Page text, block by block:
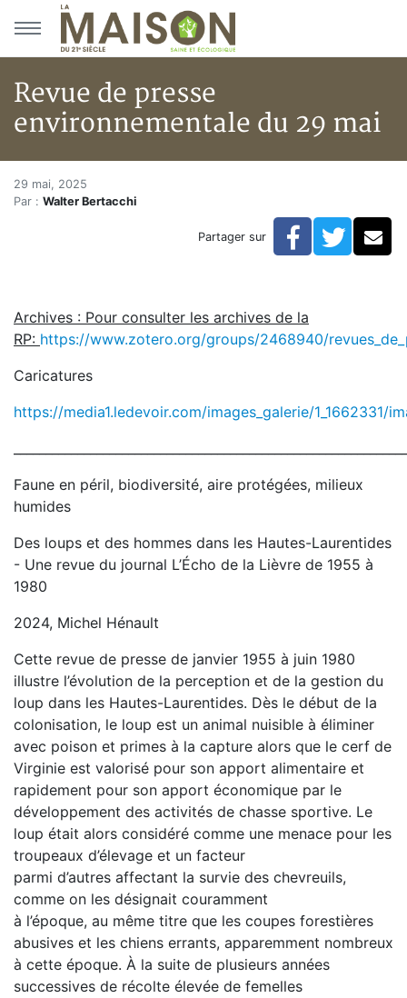
Aller au menu principal
Aller au contenu principal
Revue de presse
environnementale du 29 mai
Accueil
Articles
Revue de presse environnementale du 29 mai
Revue de presse
29 mai, 2025
Par : Walter Bertacchi
Partager sur Facebook
Archives : Pour consulter les archives de la
RP: https://www.zotero.org/groups/2468940/
Caricatures
https://media1.ledevoir.com/images_galerie/1_1662331/
Faune en péril, biodiversité, aire protégées, milieux
humides
Des loups et des hommes dans les Hautes-Laurentides
- Une revue du journal L’Écho de la Lièvre de 1955 à
1980
2024, Michel Hénault
Cette revue de presse de janvier 1955 à juin 1980
illustre l’évolution de la perception et de la gestion du
loup dans les Hautes-Laurentides. Dès le début de la
colonisation, le loup est un animal nuisible à éliminer
avec poison et primes à la capture alors que le cerf de
Virginie est valorisé pour son apport alimentaire et
rapidement pour son apport économique par le
développement des activités de chasse sportive. Le
loup était alors considéré comme une menace pour les
troupeaux d’élevage et un facteur
parmi d’autres affectant la survie des chevreuils,
comme on les désignait couramment
à l’époque, au même titre que les coupes forestières
abusives et les chiens errants, apparemment nombreux
à cette époque. À la suite de plusieurs années
successives de récolte élevée de femelles